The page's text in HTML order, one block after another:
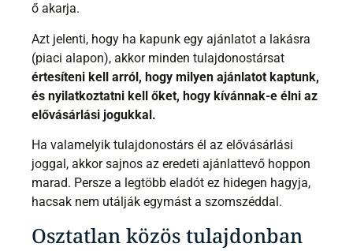
ő akarja.
Azt jelenti, hogy ha kapunk egy ajánlatot a lakásra
(piaci alapon), akkor minden tulajdonostársat
értesíteni kell arról, hogy milyen ajánlatot kaptunk,
és nyilatkoztatni kell őket, hogy kívánnak-e élni az
elővásárlási jogukkal.
Ha valamelyik tulajdonostárs él az elővásárlási
joggal, akkor sajnos az eredeti ajánlattevő hoppon
marad. Persze a legtöbb eladót ez hidegen hagyja,
hacsak nem utálják egymást a szomszéddal.
Osztatlan közös tulajdonban